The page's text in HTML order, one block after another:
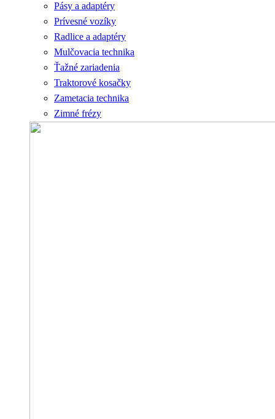
Pásy a adaptéry
Prívesné vozíky
Radlice a adaptéry
Mulčovacia technika
Ťažné zariadenia
Traktorové kosačky
Zametacia technika
Zimné frézy